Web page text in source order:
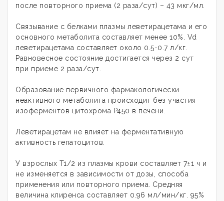
после повторного приема (2 раза/сут) – 43 мкг/мл.
Связывание с белками плазмы леветирацетама и его
основного метаболита составляет менее 10%. Vd
леветирацетама составляет около 0.5-0.7 л/кг.
Равновесное состояние достигается через 2 сут
при приеме 2 раза/сут.
Образование первичного фармакологически
неактивного метаболита происходит без участия
изоферментов цитохрома P450 в печени.
Леветирацетам не влияет на ферментативную
активность гепатоцитов.
У взрослых T1/2 из плазмы крови составляет 7±1 ч и
не изменяется в зависимости от дозы, способа
применения или повторного приема. Средняя
величина клиренса составляет 0.96 мл/мин/кг. 95%